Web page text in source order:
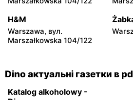
1
Dino Dino
H&M
Warszawa, вул.
Marszałkowska 104/122
Dino актуальні газетки в
Katalog alkoholowy -